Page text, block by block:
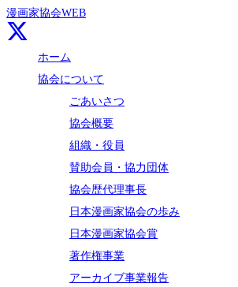
漫画家協会WEB
ホーム
協会について
ごあいさつ
協会概要
組織・役員
賛助会員・協力団体
協会歴代理事長
日本漫画家協会の歩み
日本漫画家協会賞
著作権事業
アーカイブ事業報告